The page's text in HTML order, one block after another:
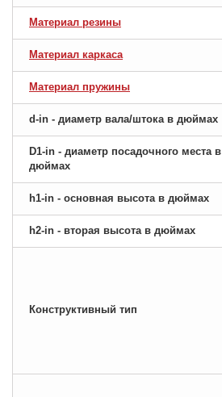
Материал резины
Материал каркаса
Материал пружины
d-in - диаметр вала/штока в дюймах
D1-in - диаметр посадочного места в
дюймах
h1-in - основная высота в дюймах
h2-in - вторая высота в дюймах
Конструктивный тип